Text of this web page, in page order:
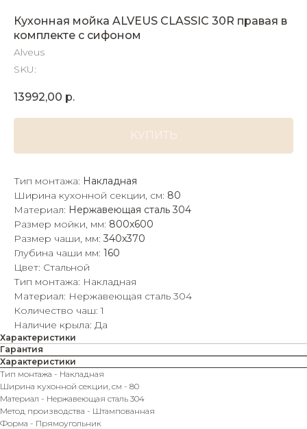
Кухонная мойка ALVEUS CLASSIC 30R правая в
комплекте с сифоном
Alveus
SKU:
13992,00 р.
КУПИТЬ
Тип монтажа: Накладная
Ширина кухонной секции, см: 80
Материал: Нержавеющая сталь 304
Размер мойки, мм: 800x600
Размер чаши, мм: 340x370
Глубина чаши мм: 160
Цвет: Стальной
Тип монтажа: Накладная
Материал: Нержавеющая сталь 304
Количество чаш: 1
Наличие крыла: Да
Характеристики
Гарантия
Характеристики
Тип монтажа - Накладная
Ширина кухонной секции, см - 80
Материал - Нержавеющая сталь 304
Метод производства - Штампованная
Форма - Прямоугольник